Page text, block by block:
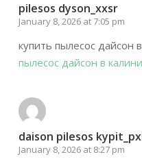
pilesos dyson_xxsr
January 8, 2026 at 7:05 pm
купить пылесос дайсон
пылесос дайсон в
daison pilesos
January 8, 2026 at 8:27 pm